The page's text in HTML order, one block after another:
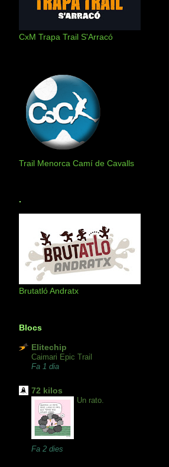
CxM Trapa Trail S'Arracó
Trail Menorca Camí de Cavalls
.
Brutatló Andratx
Blocs
Elitechip
Caimari Epic Trail
Fa 1 dia
72 kilos
Un rato.
Fa 2 dies